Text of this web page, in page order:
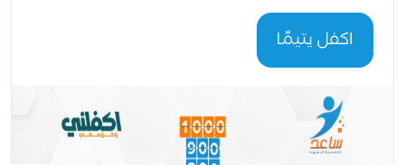
اكفل يتيمًا